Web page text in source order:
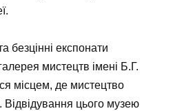
безцінні експонати
мистецтв імені Б.Г.
місцем, де мистецтво
Відвідування цього музею